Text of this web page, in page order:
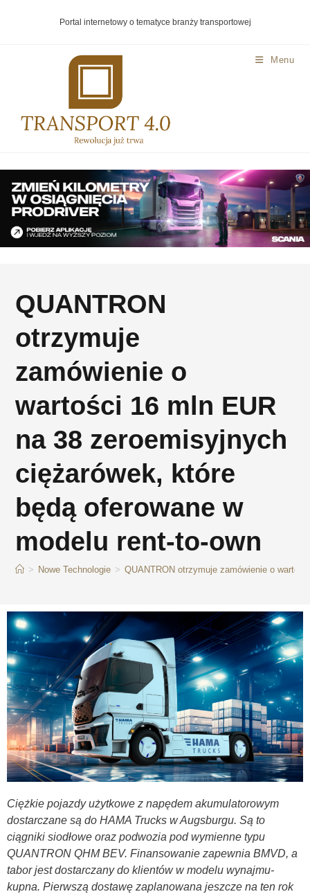
Portal internetowy o tematyce branży transportowej
Menu
QUANTRON
otrzymuje
zamówienie o
wartości 16 mln EUR
na 38 zeroemisyjnych
ciężarówek, które
będą oferowane w
modelu rent-to-own
> Nowe Technologie > QUANTRON otrzymuje zamówienie o
Ciężkie pojazdy użytkowe z napędem akumulatorowym
dostarczane są do HAMA Trucks w Augsburgu. Są to
ciągniki siodłowe oraz podwozia pod wymienne typu
QUANTRON QHM BEV. Finansowanie zapewnia BMVD, a
tabor jest dostarczany do klientów w modelu wynajmu-
kupna. Pierwszą dostawę zaplanowana jeszcze na ten rok